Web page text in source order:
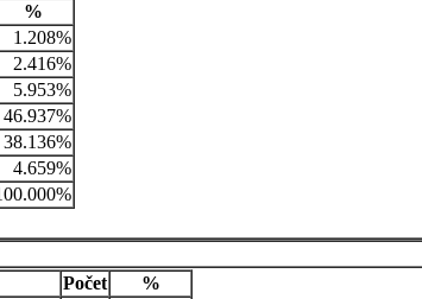
%
1.208%
2.416%
5.953%
46.937%
38.136%
4.659%
Počet
%